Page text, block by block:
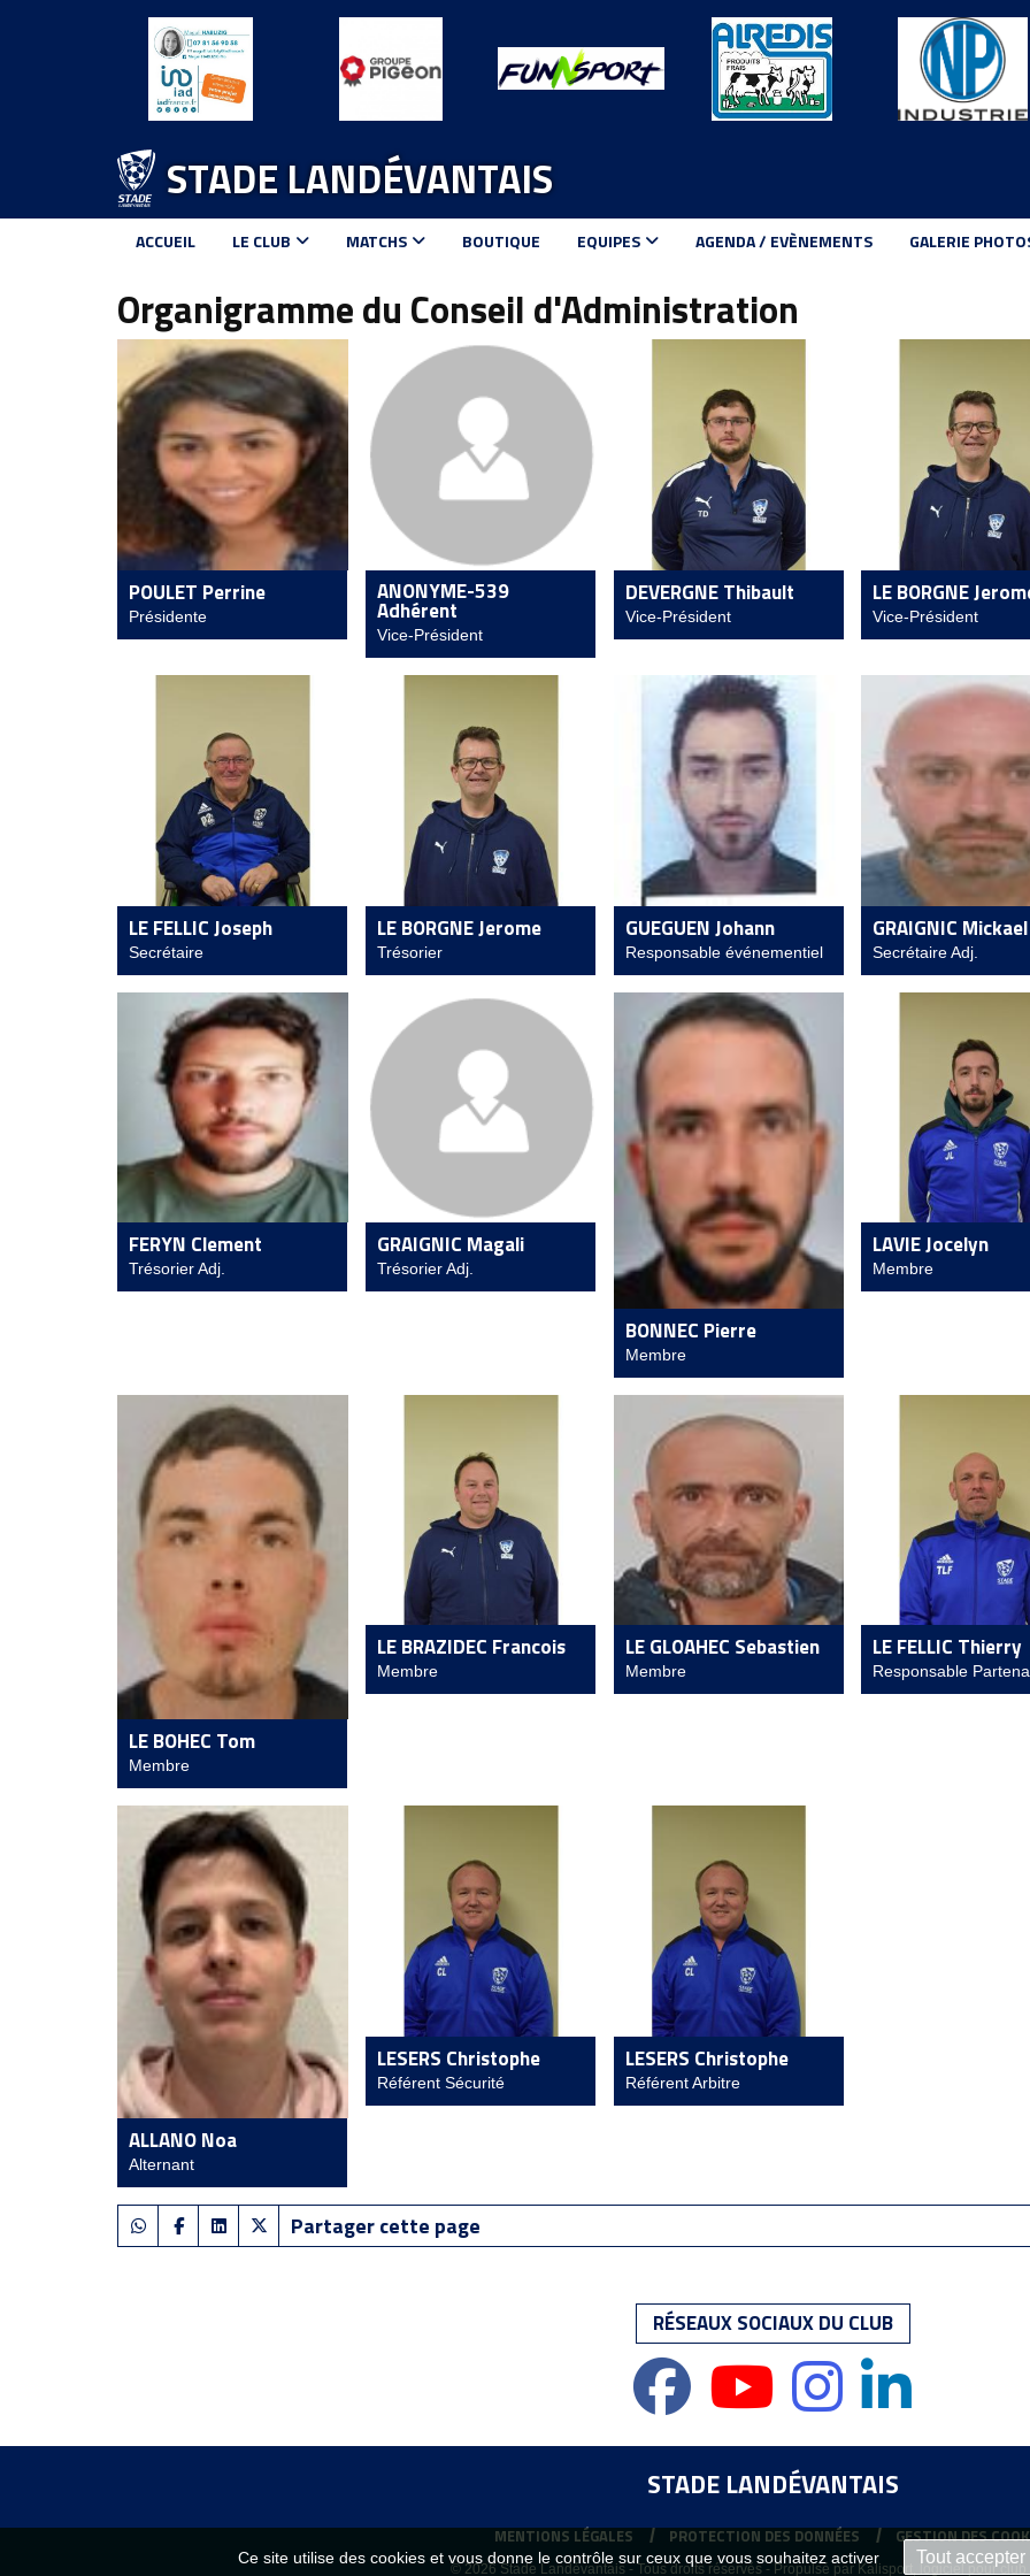
STADE LANDÉVANTAIS
ACCUEIL LE CLUB MATCHS BOUTIQUE EQUIPES AGENDA / EVÈNEMENTS GALERIE
Organigramme du Conseil d'Administration
POULET Perrine
Présidente
ANONYME-539
Adhérent
Vice-Président
DEVERGNE Thibault
Vice-Président
LE BORGNE
Vice-Président
LE FELLIC Joseph
Secrétaire
LE BORGNE Jerome
Trésorier
GUEGUEN Johann
Responsable événementiel
GRAIGNIC Mickael
Secrétaire Adj.
FERYN Clement
Trésorier Adj.
GRAIGNIC Magali
Trésorier Adj.
BONNEC Pierre
Membre
LAVIE Jocelyn
Membre
LE BOHEC Tom
Membre
LE BRAZIDEC Francois
Membre
LE GLOAHEC Sebastien
Membre
LE FELLIC Thierry
Responsable
ALLANO Noa
Alternant
LESERS Christophe
Référent Sécurité
LESERS Christophe
Référent Arbitre
Partager cette page
RÉSEAUX SOCIAUX DU CLUB
STADE LANDÉVANTAIS
MENTIONS LÉGALES PROTECTION DES DONNÉES GESTION DES
© 2026 Stade Landévantais - Tous droits réservés - Propulsé parKalisport, logiciel pour club
Ce site utilise des cookies et vous donne le contrôle sur ceux que vous souhaitez activer Tout accepter